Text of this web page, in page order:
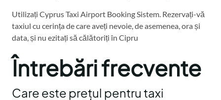
Utilizați Cyprus Taxi Airport Booking Sistem. Rezervați-vă
taxiul cu cerința de care aveți nevoie, de asemenea, ora și
data, și nu ezitați să călătoriți în Cipru
Întrebări frecvente
Care este prețul pentru taxi